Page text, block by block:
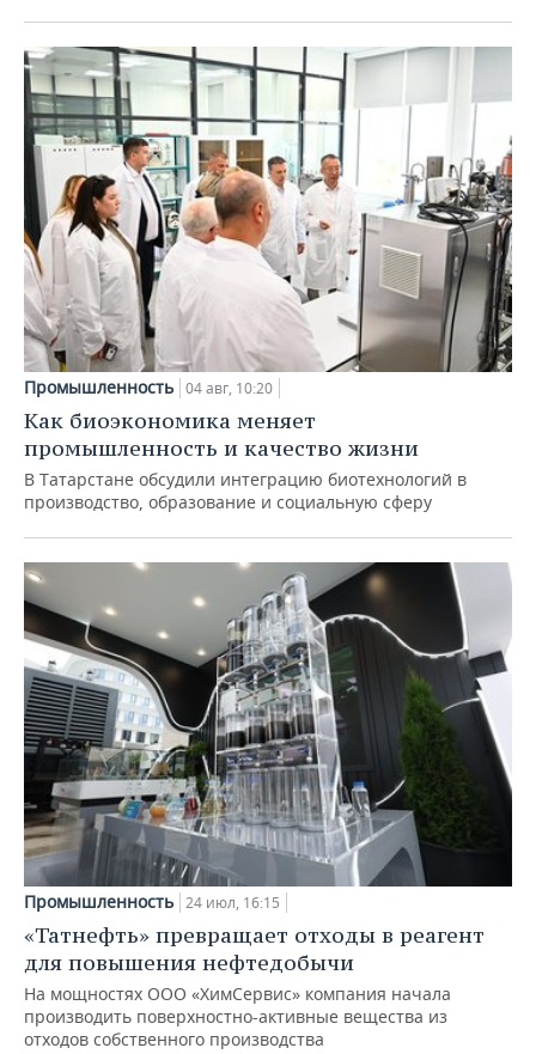
Промышленность 04 авг, 10:20
Как биоэкономика меняет
промышленность и качество жизни
В Татарстане обсудили интеграцию биотехнологий в
производство, образование и социальную сферу
Промышленность 24 июл, 16:15
«Татнефть» превращает отходы в реагент
для повышения нефтедобычи
На мощностях ООО «ХимСервис» компания начала
производить поверхностно-активные вещества из
отходов собственного производства